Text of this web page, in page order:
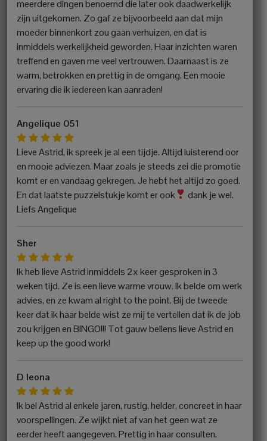
meerdere dingen benoemd die later ook daadwerkelijk
zijn uitgekomen. Zo gaf ze bijvoorbeeld aan dat mijn
moeder binnenkort zou gaan verhuizen, en dat is
inmiddels werkelijkheid geworden. Haar inzichten waren
treffend en gaven me veel vertrouwen. Daarnaast is ze
warm, betrokken en prettig in de omgang. Een mooie
ervaring die ik iedereen kan aanraden!
Angelique 051
Lieve Astrid, ik spreek je al een tijdje. Altijd luisterend oor
en mooie adviezen. Maar zoals je steeds zei die promotie
komt er en vandaag gekregen. Je hebt het altijd zo goed.
En dat laatste puzzelstukje komt er ook
dank je wel.
Liefs Angelique
Sher
Ik heb lieve Astrid inmiddels 2x keer gesproken in 3
weken tijd. Ze is een lieve warme vrouw. Ik belde om werk
advies, en ze kwam al right to the point. Bij de tweede
keer dat ik haar belde wist ze mij te vertellen dat ik de job
zou krijgen en BINGO!!! Tot gauw bellens lieve Astrid en
keep up the good work!
D leona
Ik bel Astrid al enkele jaren, rustig, helder, concreet in haar
voorspellingen. Ze wijkt niet af van het geen wat ze
eerder heeft aangegeven. Prettig in haar consulten.